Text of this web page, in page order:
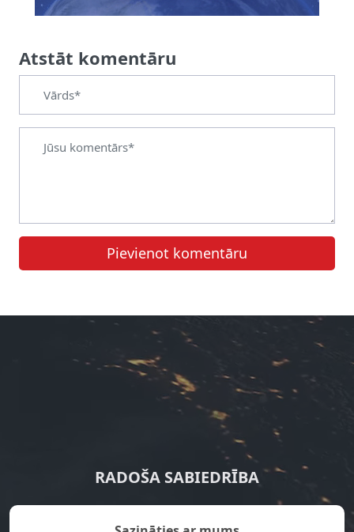
Atstāt komentāru
Pievienot komentāru
RADOŠA SABIEDRĪBA